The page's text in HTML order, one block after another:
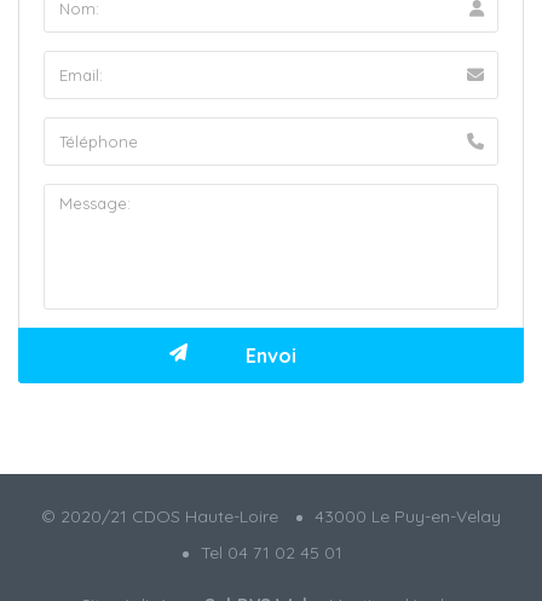
© 2020/21 CDOS Haute-Loire
43000 Le Puy-en-Velay
Tel 04 71 02 45 01